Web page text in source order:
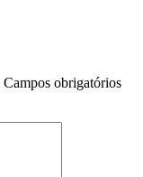
Campos obrigatórios